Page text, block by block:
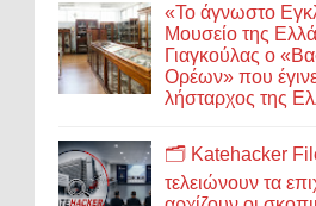
«Το άγνωστο
Μουσείο της
Γιαγκούλας ο
Ορέων» που
λήσταρχος της
🗂️ Katehacker
τελειώνουν τα